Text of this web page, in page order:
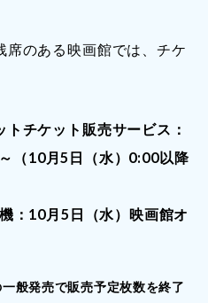
席のある映画館では、チケ
トチケット販売サービス：
（10月5日（水）0:00以降
：10月5日（水）映画館オ
般発売で販売予定枚数を終了